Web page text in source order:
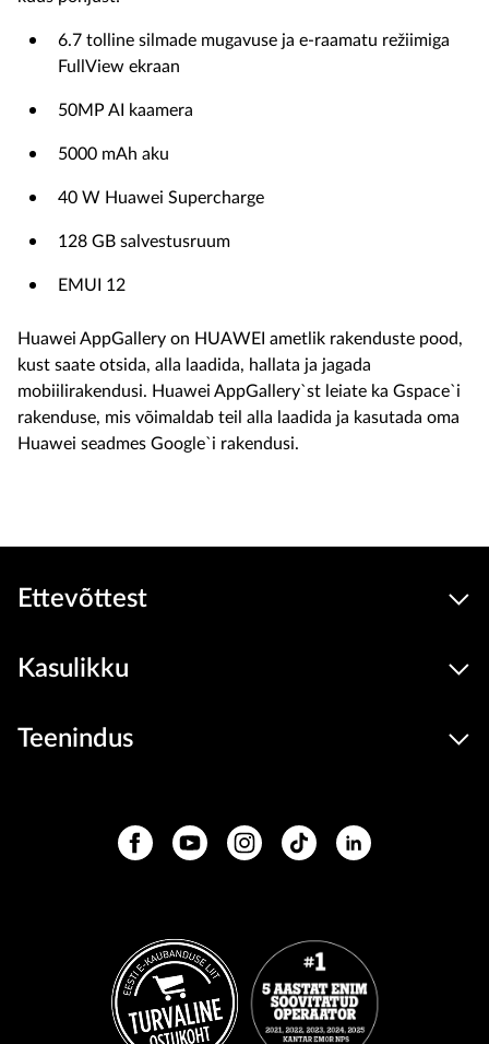
6.7 tolline silmade mugavuse ja e-raamatu režiimiga
FullView ekraan
50MP AI kaamera
5000 mAh aku
40 W Huawei Supercharge
128 GB salvestusruum
EMUI 12
Huawei AppGallery on HUAWEI ametlik rakenduste pood,
kust saate otsida, alla laadida, hallata ja jagada
mobiilirakendusi. Huawei AppGallery`st leiate ka Gspace`i
rakenduse, mis võimaldab teil alla laadida ja kasutada oma
Huawei seadmes Google`i rakendusi.
Ettevõttest
Kasulikku
Teenindus